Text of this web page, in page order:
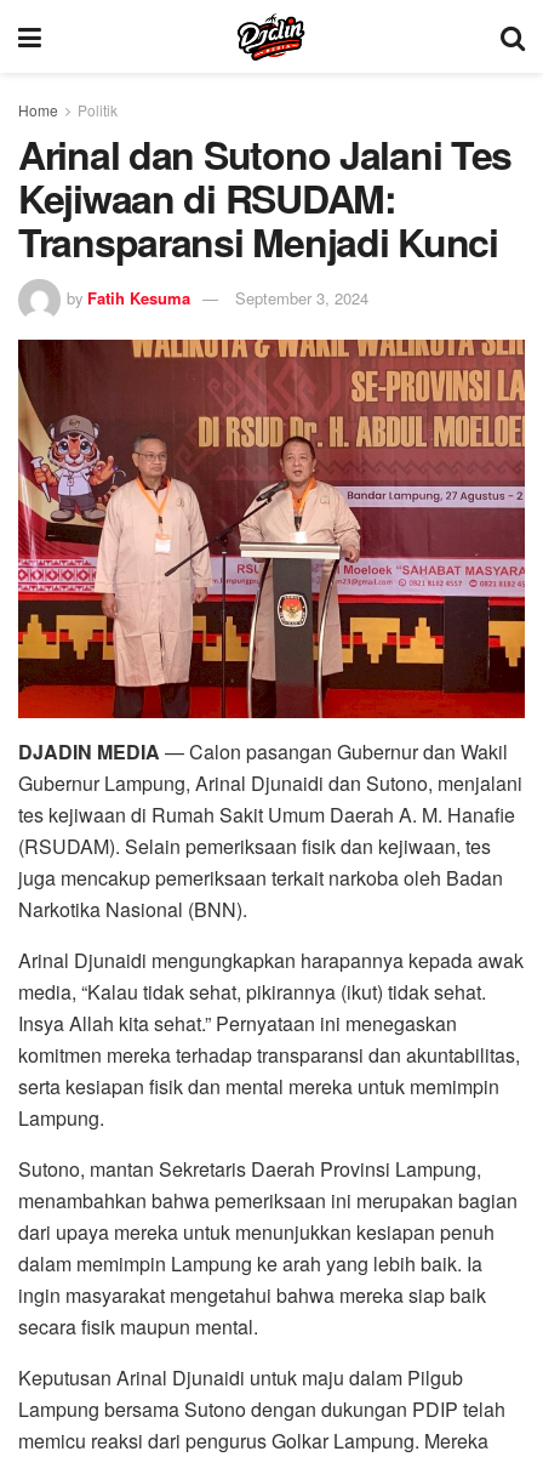
Home Politik
Arinal dan Sutono Jalani Tes
Kejiwaan di RSUDAM:
Transparansi Menjadi Kunci
by Fatih Kesuma September 3, 2024
DJADIN MEDIA — Calon pasangan Gubernur dan Wakil
Gubernur Lampung, Arinal Djunaidi dan Sutono, menjalani
tes kejiwaan di Rumah Sakit Umum Daerah A. M. Hanafie
(RSUDAM). Selain pemeriksaan fisik dan kejiwaan, tes
juga mencakup pemeriksaan terkait narkoba oleh Badan
Narkotika Nasional (BNN).
Arinal Djunaidi mengungkapkan harapannya kepada awak
media, “Kalau tidak sehat, pikirannya (ikut) tidak sehat.
Insya Allah kita sehat.” Pernyataan ini menegaskan
komitmen mereka terhadap transparansi dan akuntabilitas,
serta kesiapan fisik dan mental mereka untuk memimpin
Lampung.
Sutono, mantan Sekretaris Daerah Provinsi Lampung,
menambahkan bahwa pemeriksaan ini merupakan bagian
dari upaya mereka untuk menunjukkan kesiapan penuh
dalam memimpin Lampung ke arah yang lebih baik. Ia
ingin masyarakat mengetahui bahwa mereka siap baik
secara fisik maupun mental.
Keputusan Arinal Djunaidi untuk maju dalam Pilgub
Lampung bersama Sutono dengan dukungan PDIP telah
memicu reaksi dari pengurus Golkar Lampung. Mereka